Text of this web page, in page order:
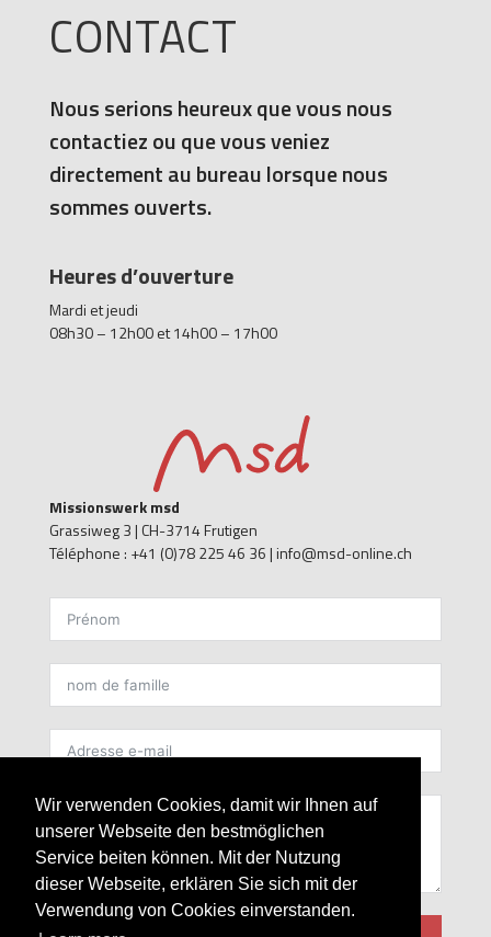
Wir verwenden Cookies, damit wir Ihnen auf
unserer Webseite den bestmöglichen
Service beiten können. Mit der Nutzung
dieser Webseite, erklären Sie sich mit der
Verwendung von Cookies einverstanden.
CONTACT
Nous serions heureux que vous nous
contactiez ou que vous veniez
directement au bureau lorsque nous
sommes ouverts.
Heures d’ouverture
Mardi et jeudi
08h30 – 12h00 et 14h00 – 17h00
Missionswerk msd
Grassiweg 3 | CH-3714 Frutigen
Téléphone : +41 (0)78 225 46 36 | info@msd-online.ch